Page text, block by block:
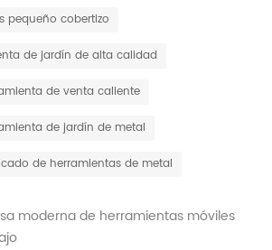
pequeño cobertizo
de jardín de alta calidad
de venta caliente
de jardín de metal
de herramientas de metal
moderna de herramientas móviles